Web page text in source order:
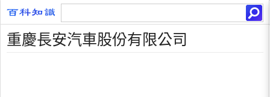
重慶長安汽車股份有限公司